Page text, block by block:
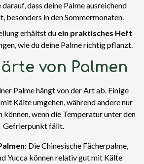
darauf, dass deine Palme ausreichend
besonders in den Sommermonaten.
erhältst du ein praktisches Heft
wie du deine Palme richtig pflanzt.
von Palmen
Palme hängt von der Art ab. Einige
Kälte umgehen, während andere nur
können, wenn die Temperatur unter den
Gefrierpunkt fällt.
: Die Chinesische Fächerpalme,
Yucca können relativ gut mit Kälte